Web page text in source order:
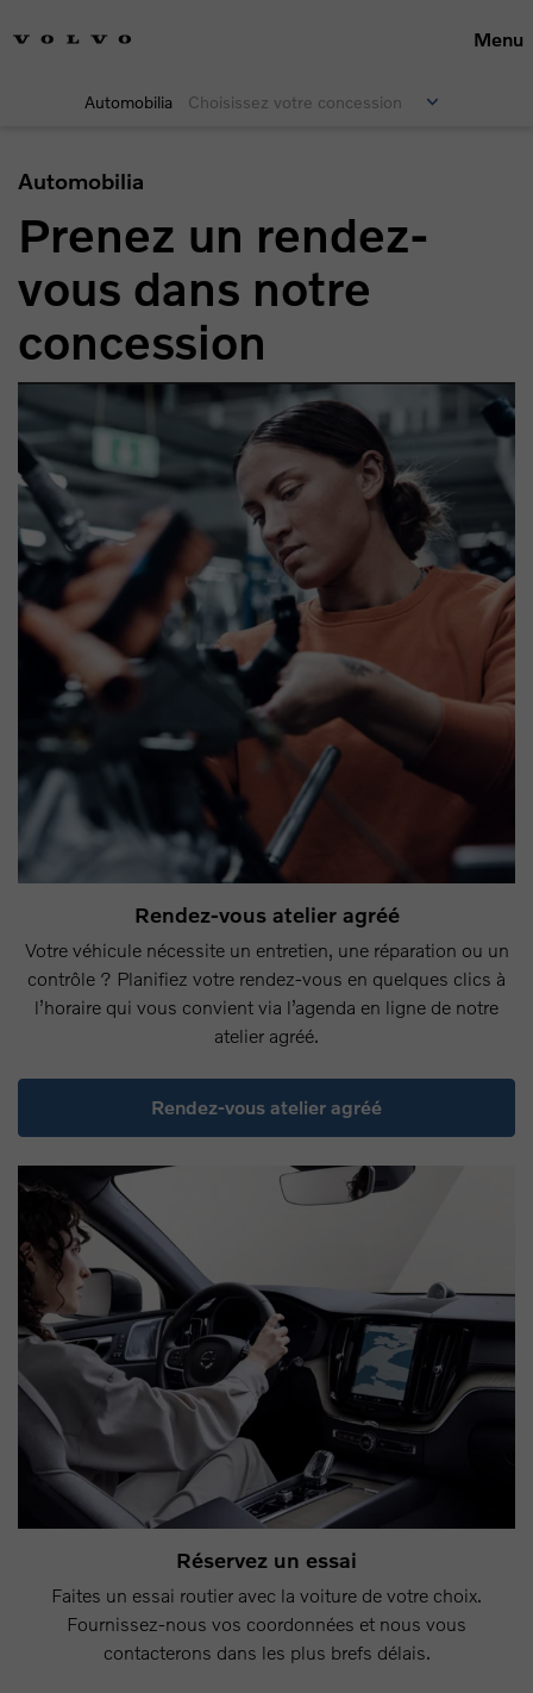
Menu
Automobilia Choisissez votre concession
Automobilia
Prenez un rendez-
vous dans notre
concession
Rendez-vous atelier agréé
Votre véhicule nécessite un entretien, une réparation ou un
contrôle ? Planifiez votre rendez-vous en quelques clics à
l’horaire qui vous convient via l’agenda en ligne de notre
atelier agréé.
Rendez-vous atelier agréé
Réservez un essai
Faites un essai routier avec la voiture de votre choix.
Fournissez-nous vos coordonnées et nous vous
contacterons dans les plus brefs délais.